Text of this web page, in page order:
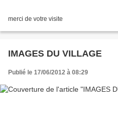
merci de votre visite
IMAGES DU VILLAGE
Publié le 17/06/2012 à 08:29